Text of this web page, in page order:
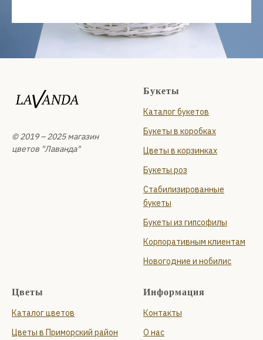
© 2019 – 2025 магазин
цветов "Лаванда"
Букеты
Каталог букетов
Букеты в коробках
Цветы в корзинках
Букеты роз
Стабилизированные
букеты
Букеты из гипсофилы
Корпоративным клиентам
Новогодние и нобилис
Цветы
Каталог цветов
Цветы в Приморский район
Информация
Контакты
О нас